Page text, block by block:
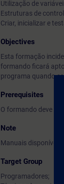
Utilização de
Estruturas de
Criar, inicializar e
Objectives
Esta formação
formando ficará
programa quando
Prerequisites
O formando deve ter
Note
Manuais disponíveis
Target Group
Programadores;